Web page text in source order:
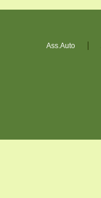
Ass.Auto